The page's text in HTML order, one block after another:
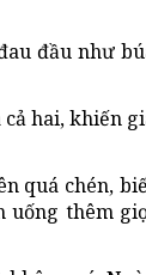
đầu như
hai, khiến
quá chén,
uống thêm